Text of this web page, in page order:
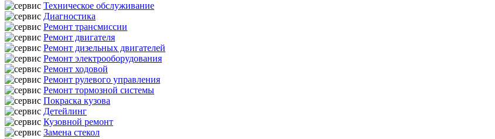
Техническое обслуживание
Диагностика
Ремонт трансмиссии
Ремонт двигателя
Ремонт дизельных двигателей
Ремонт электрооборудования
Ремонт ходовой
Ремонт рулевого управления
Ремонт тормозной системы
Покраска кузова
Детейлинг
Кузовной ремонт
Замена стекол